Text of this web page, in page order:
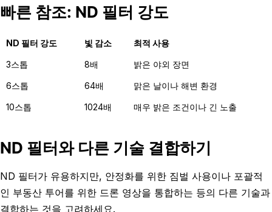
빠른 참조: ND 필터 강도
ND 필터 강도 빛 감소 최적 사용
3스톱 8배 밝은 야외 장면
6스톱 64배 맑은 날이나 해변 환경
10스톱 1024배 매우 밝은 조건이나 긴 노출
ND 필터와 다른 기술 결합하기
ND 필터가 유용하지만, 안정화를 위한 짐벌 사용이나 포괄적
인 부동산 투어를 위한 드론 영상을 통합하는 등의 다른 기술과
결합하는 것을 고려하세요.